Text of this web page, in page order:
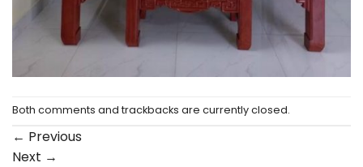
Both comments and trackbacks are currently closed.
← Previous
Next →